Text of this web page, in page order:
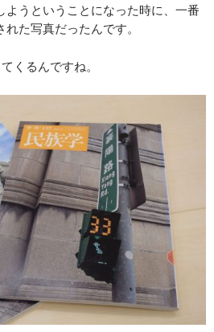
ようということになった時に、一番
た写真だったんです。
くるんですね。